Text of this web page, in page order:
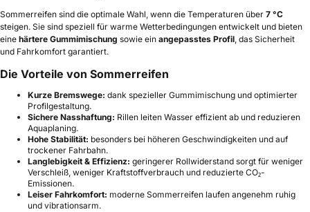
Sommerreifen sind die optimale Wahl, wenn die Temperaturen über 7 °C
steigen. Sie sind speziell für warme Wetterbedingungen entwickelt und bieten
eine härtere Gummimischung sowie ein angepasstes Profil, das Sicherheit
und Fahrkomfort garantiert.
Die Vorteile von Sommerreifen
Kurze Bremswege: dank spezieller Gummimischung und optimierter
Profilgestaltung.
Sichere Nasshaftung: Rillen leiten Wasser effizient ab und reduzieren
Aquaplaning.
Hohe Stabilität: besonders bei höheren Geschwindigkeiten und auf
trockener Fahrbahn.
Langlebigkeit & Effizienz: geringerer Rollwiderstand sorgt für weniger
Verschleiß, weniger Kraftstoffverbrauch und reduzierte CO₂-
Emissionen.
Leiser Fahrkomfort: moderne Sommerreifen laufen angenehm ruhig
und vibrationsarm.